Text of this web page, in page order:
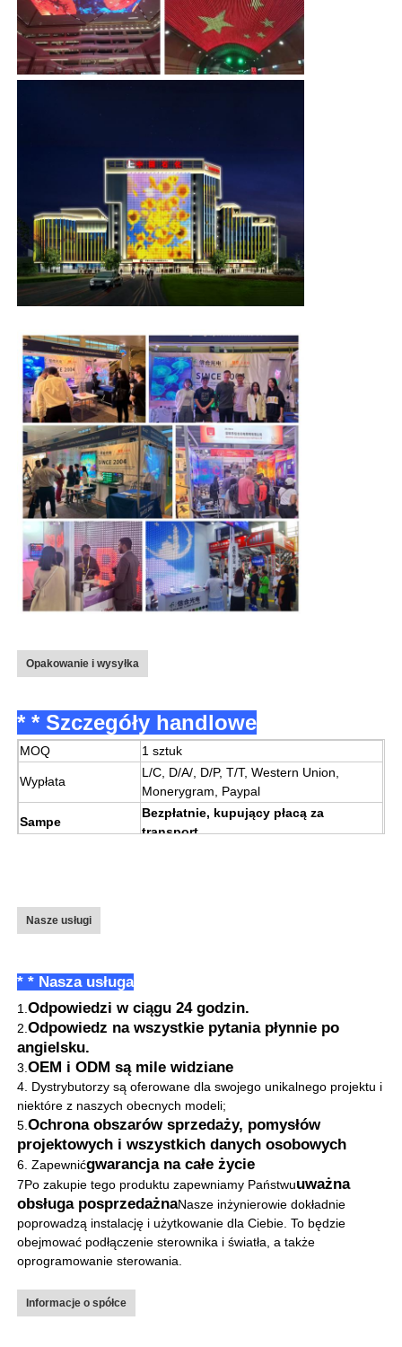
Opakowanie i wysyłka
* * Szczegóły handlowe
MOQ 1 sztuk
Wypłata
L/C, D/A/, D/P, T/T, Western Union,
Monerygram, Paypal
Sampe
Bezpłatnie, kupujący płacą za
transport
zwykle termin dostawy wynosi 7 dni
roboczych;
w ciągu 15 dni roboczych.
Opakowanie
Pudełko kartonowe lub zgodnie z
wymaganiami klienta
Transport morski
Powietrze, morze, ekspres są
obsługiwane.
Nasze usługi
* * Nasza usługa
1.Odpowiedzi w ciągu 24 godzin.
2.Odpowiedz na wszystkie pytania płynnie po
angielsku.
3.OEM i ODM są mile widziane
4. Dystrybutorzy są oferowane dla swojego unikalnego projektu i
niektóre z naszych obecnych modeli;
5.Ochrona obszarów sprzedaży, pomysłów
projektowych i wszystkich danych osobowych
6. Zapewnićgwarancja na całe życie
7Po zakupie tego produktu zapewniamy Państwuuważna
obsługa posprzedażnaNasze inżynierowie dokładnie
poprowadzą instalację i użytkowanie dla Ciebie. To będzie
obejmować podłączenie sterownika i światła, a także
oprogramowanie sterowania.
Informacje o spółce